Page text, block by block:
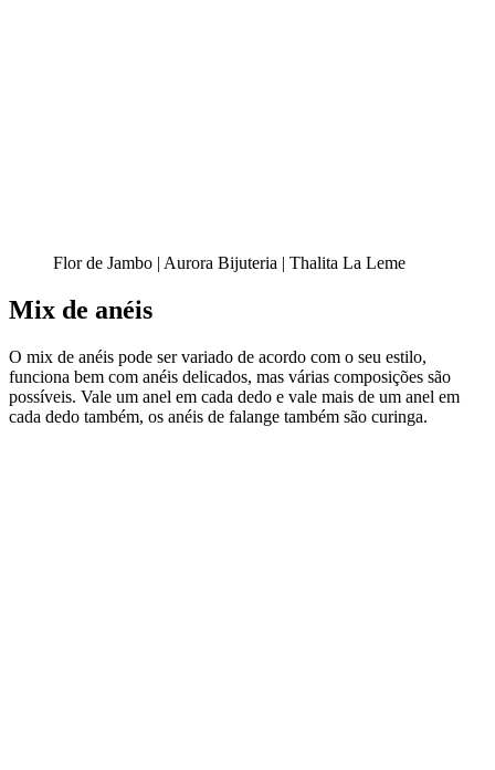
Flor de Jambo | Aurora Bijuteria | Thalita La Leme
Mix de anéis
O mix de anéis pode ser variado de acordo com o seu estilo,
funciona bem com anéis delicados, mas várias composições são
possíveis. Vale um anel em cada dedo e vale mais de um anel em
cada dedo também, os anéis de falange também são curinga.